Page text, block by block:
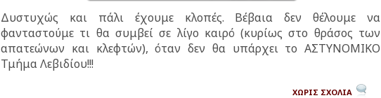
Δυστυχώς και πάλι έχουμε κλοπές. Βέβαια δεν θέλουμε να
φανταστούμε τι θα συμβεί σε λίγο καιρό (κυρίως στο θράσος των
απατεώνων και κλεφτών), όταν δεν θα υπάρχει το ΑΣΤΥΝΟΜΙΚΟ
Τμήμα Λεβιδίου!!!
ΧΩΡΙΣ ΣΧΟΛΙΑ